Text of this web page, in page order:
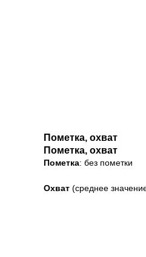
Пометка, охват
Пометка, охват
Пометка: без пометки
Охват (среднее